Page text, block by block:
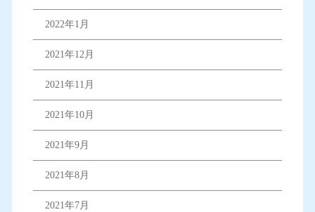
2022年1月
2021年12月
2021年11月
2021年10月
2021年9月
2021年8月
2021年7月